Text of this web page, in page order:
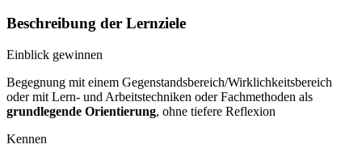
Beschreibung der Lernziele
Einblick gewinnen
Begegnung mit einem Gegenstandsbereich/Wirklichkeitsbereich
oder mit Lern- und Arbeitstechniken oder Fachmethoden als
grundlegende Orientierung, ohne tiefere Reflexion
Kennen